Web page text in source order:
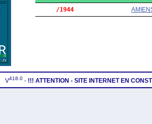
     /1944
V418.0 - !!! ATTENTION - SITE INTERNET EN